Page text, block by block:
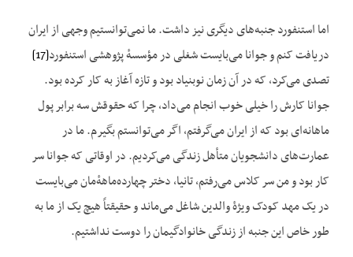
اما استنفورد جنبه‌های دیگری نیز داشت. ما نمی‌توانستیم وجهی از ایران
دریافت کنم و جوانا می‌بایست شغلی در مؤسسهٔ پژوهشی استنفورد[17]
تصدی می‌کرد، که در آن زمان نوبنیاد بود و تازه آغاز به کار کرده بود.
جوانا کارش را خیلی خوب انجام می‌داد، چرا که حقوقش سه برابر پول
ماهانه‌ای بود که از ایران می‌گرفتم، اگر می‌توانستم بگیرم. ما در
عمارت‌های دانشجویان متأهل زندگی می‌کردیم. در اوقاتی که جوانا سر
کار بود و من سر کلاس می‌رفتم، تانیا، دختر چهارده‌ماههٔ‌مان می‌بایست
در یک مهد کودک ویژهٔ والدین شاغل می‌ماند و حقیقتاً هیچ یک از ما به
طور خاص این جنبه از زندگی خانوادگیمان را دوست نداشتیم.